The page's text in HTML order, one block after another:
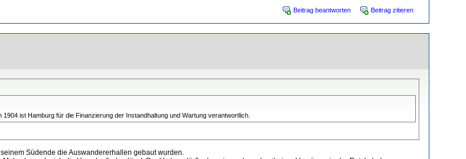
Beitrag beantworten Beitrag zitieren
ist Hamburg für die Finanzierung der Instandhaltung und Wartung verantwortlich.
Südende die Auswandererhallen gebaut wurden.